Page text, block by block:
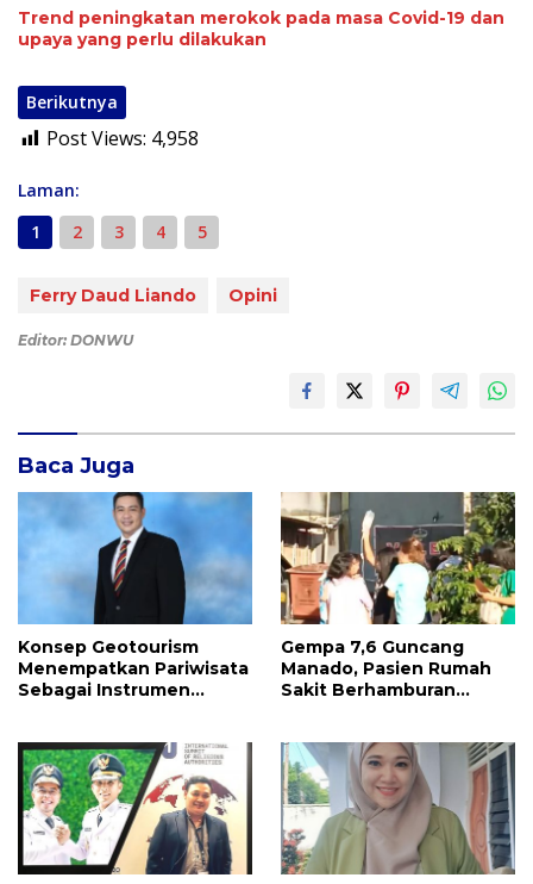
Trend peningkatan merokok pada masa Covid-19 dan
upaya yang perlu dilakukan
Berikutnya
Post Views: 4,958
Laman:
1
2 3 4 5
Ferry Daud Liando Opini
Editor: DONWU
Baca Juga
Konsep Geotourism
Menempatkan Pariwisata
Sebagai Instrumen
Gempa 7,6 Guncang
Manado, Pasien Rumah
Sakit Berhamburan